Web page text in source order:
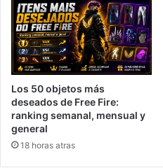
Los 50 objetos más
deseados de Free Fire:
ranking semanal, mensual y
general
18 horas atras